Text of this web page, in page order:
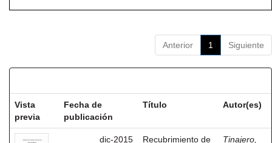
Anterior 1 Siguiente
Vista
previa
Fecha de
publicación
Título Autor(es)
dic-2015
Recubrimiento de
Tinajero,